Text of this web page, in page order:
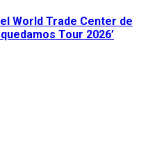
World Trade Center de
Tour 2026’